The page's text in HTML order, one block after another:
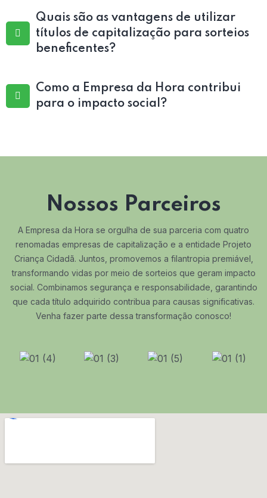
Quais são as vantagens de utilizar
títulos de capitalização para sorteios
beneficentes?
Como a Empresa da Hora contribui
para o impacto social?
Nossos Parceiros
A Empresa da Hora se orgulha de sua parceria com quatro
renomadas empresas de capitalização e a entidade Projeto
Criança Cidadã. Juntos, promovemos a filantropia premiável,
transformando vidas por meio de sorteios que geram impacto
social. Combinamos segurança e responsabilidade, garantindo
que cada título adquirido contribua para causas significativas.
Venha fazer parte dessa transformação conosco!